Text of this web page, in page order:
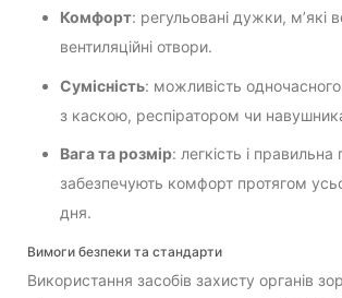
Комфорт: регульовані дужки, м’які
вентиляційні отвори.
Сумісність: можливість
з каскою, респіратором чи
Вага та розмір: легкість і правильна
забезпечують комфорт протягом
дня.
Вимоги безпеки та стандарти
Використання засобів захисту органів